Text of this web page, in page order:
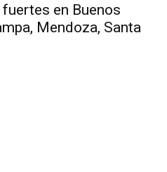
en Buenos
Mendoza, Santa